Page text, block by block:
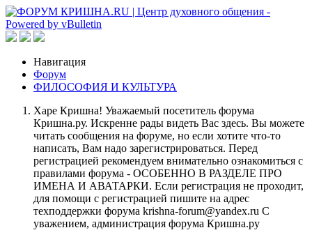
Навигация
Форум
ФИЛОСОФИЯ И КУЛЬТУРА
Харе Кришна! Уважаемый посетитель форума
Кришна.ру. Искренне рады видеть Вас здесь. Вы можете
читать сообщения на форуме, но если хотите что-то
написать, Вам надо зарегистрироваться. Перед
регистрацией рекомендуем внимательно ознакомиться с
правилами форума - ОСОБЕННО В РАЗДЕЛЕ ПРО
ИМЕНА И АВАТАРКИ. Если регистрация не проходит,
для помощи с регистрацией пишите на адрес
техподдержки форума krishna-forum@yandex.ru С
уважением, администрация форума Кришна.ру